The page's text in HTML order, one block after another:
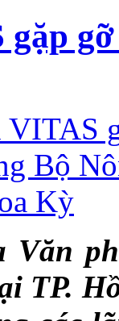
Văn
TP.